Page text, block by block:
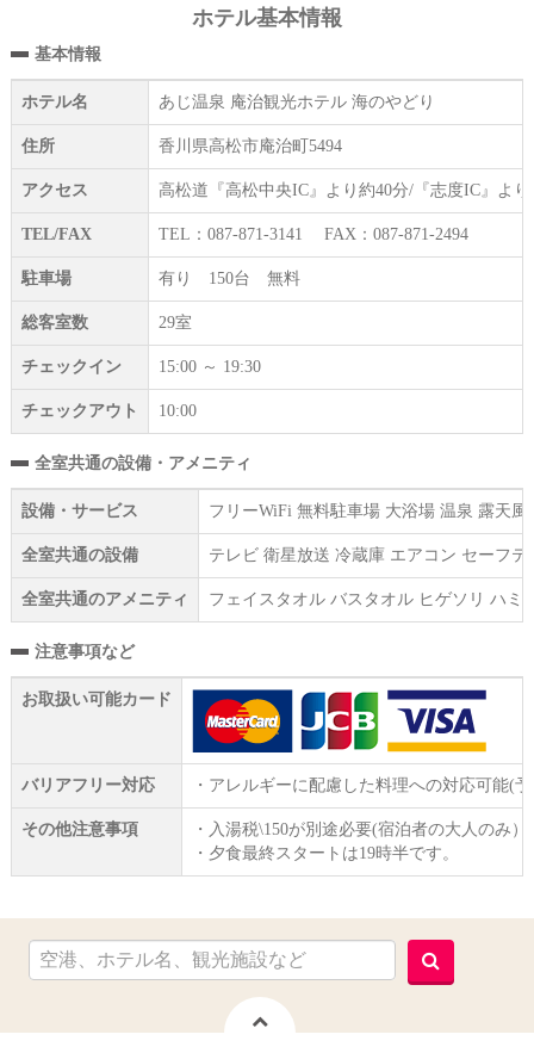
ホテル基本情報
基本情報
ホテル名 あじ温泉 庵治観光ホテル 海のやどり
住所 香川県高松市庵治町5494
アクセス 高松道『高松中央IC』より約40分/『志度IC』よ
TEL/FAX TEL：087-871-3141 FAX：087-871-2494
駐車場 有り 150台 無料
総客室数 29室
チェックイン 15:00 ～ 19:30
チェックアウト 10:00
全室共通の設備・アメニティ
設備・サービス フリーWiFi 無料駐車場 大浴場 温泉 露天
全室共通の設備 テレビ 衛星放送 冷蔵庫 エアコン セーフ
全室共通のアメニティ フェイスタオル バスタオル ヒゲソリ ハミ
注意事項など
お取扱い可能カード
バリアフリー対応 ・アレルギーに配慮した料理への対応可能(
その他注意事項
・入湯税\150が別途必要(宿泊者の大人のみ）
・夕食最終スタートは19時半です。